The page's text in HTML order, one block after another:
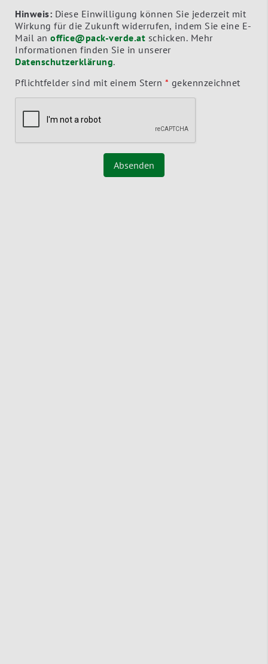
Hinweis: Diese Einwilligung können Sie jederzeit mit
Wirkung für die Zukunft widerrufen, indem Sie eine E-
Mail an office@pack-verde.at
Informationen finden Sie in unserer
Datenschutzerklärung.
Pflichtfelder sind mit einem Stern * gekennzeichnet
Absenden